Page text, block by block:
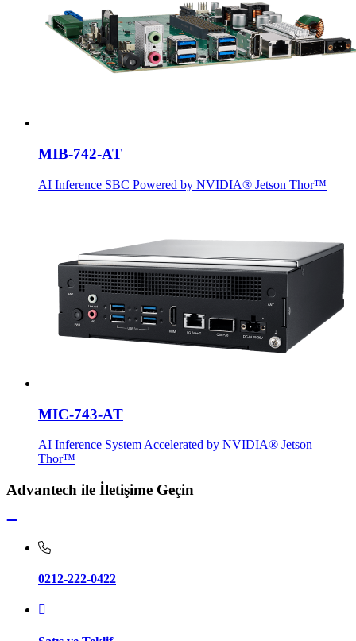
MIB-742-AT
AI Inference SBC Powered by NVIDIA® Jetson Thor™
MIC-743-AT
AI Inference System Accelerated by NVIDIA® Jetson
Thor™
Advantech ile İletişime Geçin
0212-222-0422